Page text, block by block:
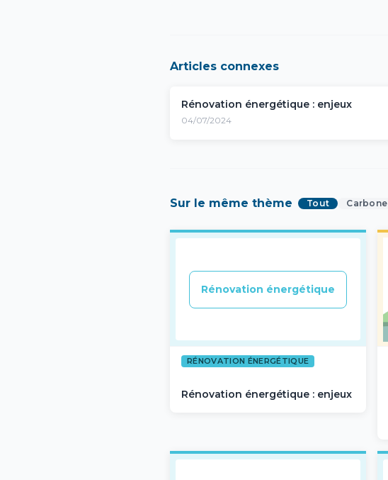
Articles connexes
Rénovation énergétique : enjeux
04/07/2024
Sur le même thème Tout Carbone
Rénovation énergétique
RÉNOVATION ÉNERGÉTIQUE
Rénovation énergétique : enjeux